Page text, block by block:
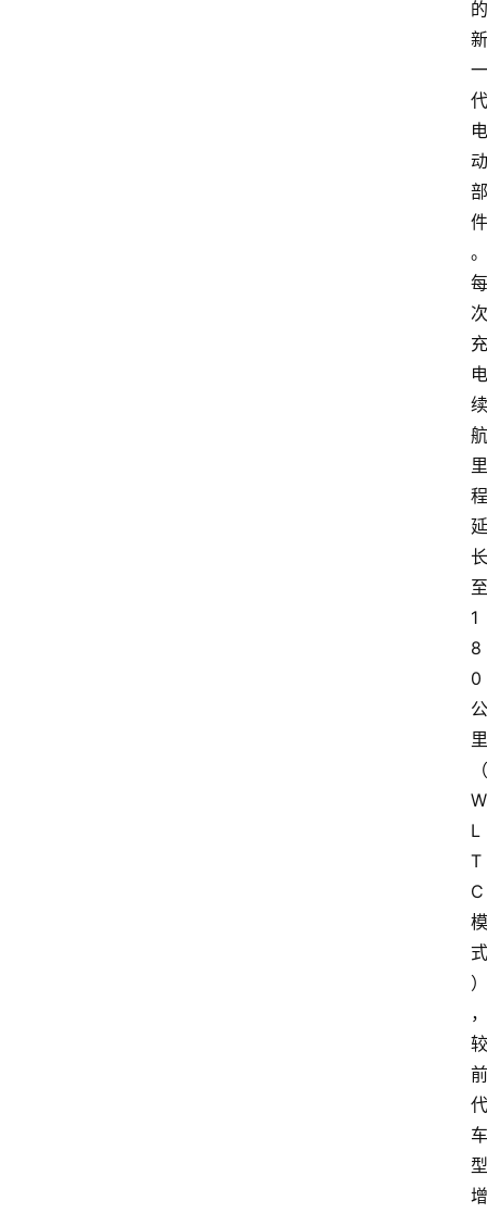
的
新
一
代
电
动
部
件
。
每
次
充
电
续
航
里
程
延
长
至
1
8
0
公
里
（
W
L
T
C
模
式
）
，
较
前
代
车
型
增